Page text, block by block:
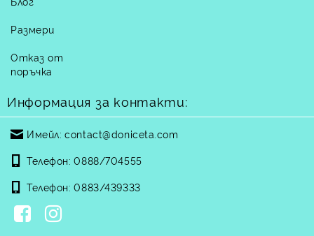
Размери
Отказ от
поръчка
Информация за контакти:
Имейл: contact@doniceta.com
Телефон: 0888/704555
Телефон: 0883/439333